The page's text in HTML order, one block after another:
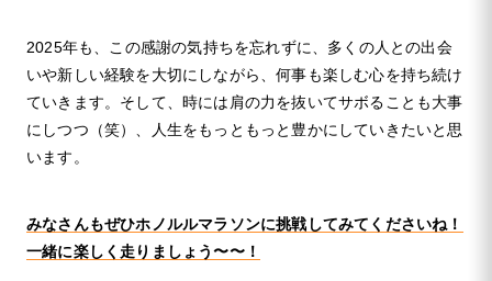
2025年も、この感謝の気持ちを忘れずに、多くの人との出会
いや新しい経験を大切にしながら、何事も楽しむ心を持ち続け
ていきます。そして、時には肩の力を抜いてサボることも大事
にしつつ（笑）、人生をもっともっと豊かにしていきたいと思
います。
みなさんもぜひホノルルマラソンに挑戦してみてくださいね！
一緒に楽しく走りましょう〜〜！